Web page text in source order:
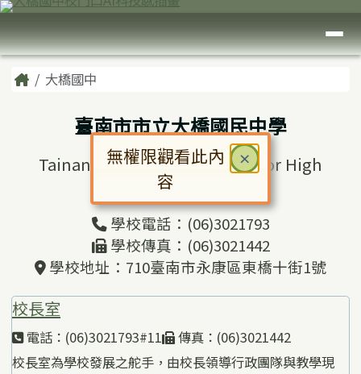
跳至主內容區
臺南市大橋國中
導覽列
主內容區域
Home大橋國中
臺南市市立大橋國民中學
Tainan Municipal Daciao Junior High
School
學校電話：(06)3021793
學校傳真：(06)3021442
學校地址：710臺南市永康區東橋十街1號
校長室
電話：(06)3021793#11
傳真：(06)3021442
校長室為學校發展之舵手，由校長領導行政團隊與教學現
頁尾區域
× 關閉
無權限觀看此內
容
對話框已開啟。請使用 Tab 鍵在